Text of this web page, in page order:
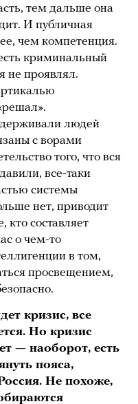
тем дальше она
И публичная
чем компетенция.
криминальный
не проявлял.
людей
с ворами
того, что вся
все-таки
системы
нет, приводит
кто составляет
о чем-то
в том,
просвещением,
кризис, все
Но кризис
— наоборот, есть
пояса,
Не похоже,